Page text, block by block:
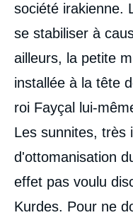
société irakienne.
se stabiliser à
ailleurs, la petite
installée à la tête
roi Fayçal lui-
Les sunnites, très
d'ottomanisation
effet pas voulu
Kurdes. Pour ne